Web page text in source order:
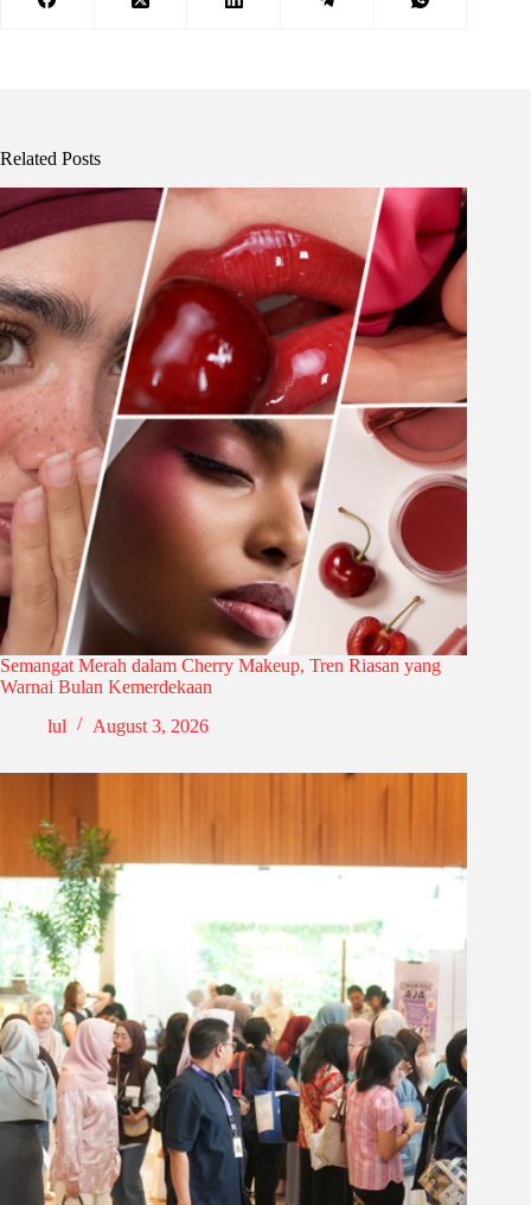
Related Posts
Semangat Merah dalam Cherry Makeup, Tren Riasan yang
Warnai Bulan Kemerdekaan
lul
August 3, 2026